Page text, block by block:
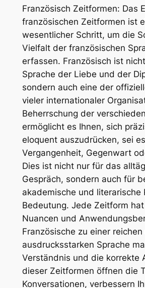
Französisch Zeitformen: Das
französischen Zeitformen ist
wesentlicher Schritt, um die
Vielfalt der französischen
erfassen. Französisch ist
Sprache der Liebe und der
sondern auch eine der
vieler internationaler
Beherrschung der
ermöglicht es Ihnen, sich
eloquent auszudrücken, sei
Vergangenheit, Gegenwart
Dies ist nicht nur für das
Gespräch, sondern auch für
akademische und literarische
Bedeutung. Jede Zeitform
Nuancen und
Französische zu einer reichen
ausdrucksstarken Sprache
Verständnis und die korrekte
dieser Zeitformen öffnen die
Konversationen, verbessern